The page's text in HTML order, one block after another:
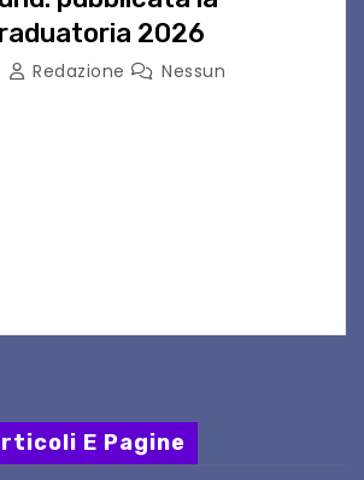
2026
Redazione
Nessun
E Pagine